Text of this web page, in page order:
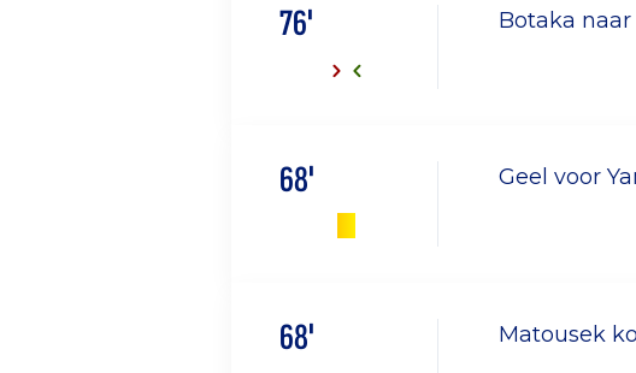
76' Botaka
68' Geel voor
68' Matousek